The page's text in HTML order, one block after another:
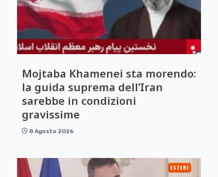
Mojtaba Khamenei sta morendo:
la guida suprema dell’Iran
sarebbe in condizioni
gravissime
8 Agosto 2026
ESTERI